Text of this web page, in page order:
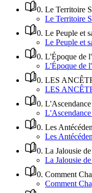
0. Le Territoire
Le Territoire
0. Le Peuple et
Le Peuple et
0. L'Époque de
L'Époque de
0. LES
LES
0.
0. Les
Les
0. La Jalousie
La Jalousie
0. Comment
Comment